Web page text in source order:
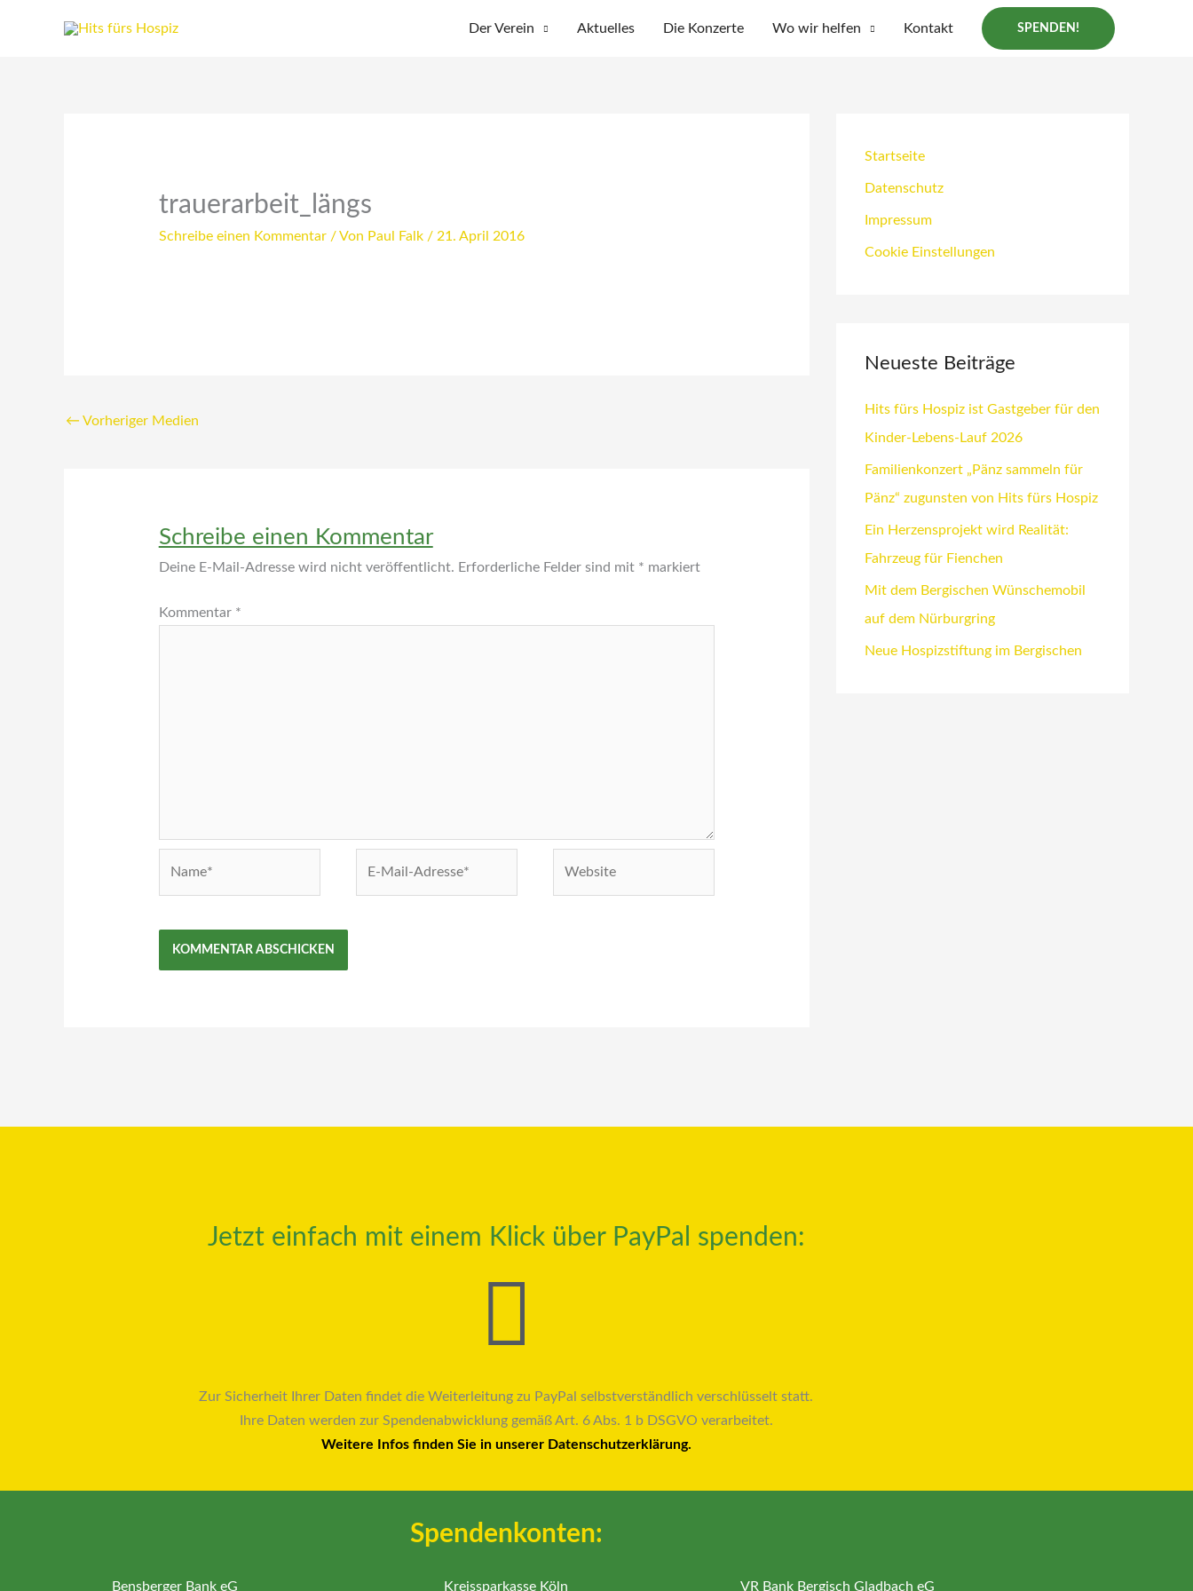
Der Verein Aktuelles Die Konzerte Wo wir helfen Kontakt SPENDEN!
trauerarbeit_längs
Schreibe einen Kommentar / Von Paul Falk / 21. April 2016
← Vorheriger Medien
Schreibe einen Kommentar
Deine E-Mail-Adresse wird nicht veröffentlicht. Erforderliche Felder sind mit * markiert
Kommentar *
Startseite
Datenschutz
Impressum
Cookie Einstellungen
Neueste Beiträge
Hits fürs Hospiz ist Gastgeber für den
Kinder-Lebens-Lauf 2026
Familienkonzert „Pänz sammeln für
Pänz“ zugunsten von Hits fürs Hospiz
Ein Herzensprojekt wird Realität:
Fahrzeug für Fienchen
Mit dem Bergischen Wünschemobil
auf dem Nürburgring
Neue Hospizstiftung im Bergischen
Jetzt einfach mit einem Klick über PayPal spenden:
Zur Sicherheit Ihrer Daten findet die Weiterleitung zu PayPal selbstverständlich verschlüsselt statt.
Ihre Daten werden zur Spendenabwicklung gemäß Art. 6 Abs. 1 b DSGVO verarbeitet.
Weitere Infos finden Sie in unserer Datenschutzerklärung.
Spendenkonten:
Bensberger Bank eG Kreissparkasse Köln VR Bank Bergisch Gladbach eG